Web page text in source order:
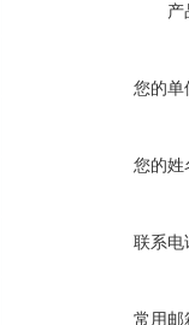
产
您的单
您的姓
联系电
常用邮